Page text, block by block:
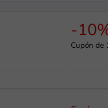
-
Cupón de